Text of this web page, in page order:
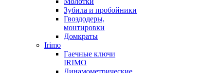
Зубила и пробойники
Гвоздодеры,
монтировки
Домкраты
Irimo
Гаечные ключи
IRIMO
Динамометрические